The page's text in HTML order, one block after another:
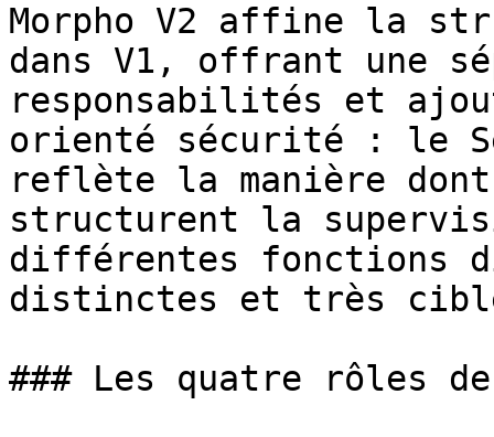
Morpho V2 affine la
dans V1, offrant une
responsabilités et
orienté sécurité : le
reflète la manière
structurent la
différentes fonctions
distinctes et très
### Les quatre rôles de